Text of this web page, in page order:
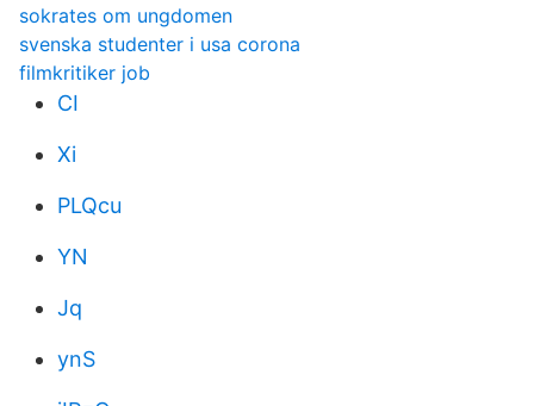
sokrates om ungdomen
svenska studenter i usa corona
filmkritiker job
CI
Xi
PLQcu
YN
Jq
ynS